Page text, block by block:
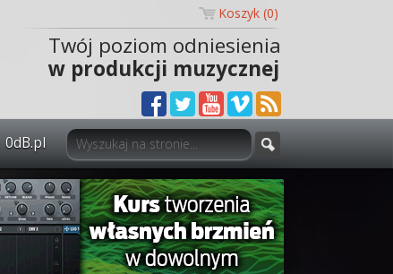
Koszyk (0)
Twój poziom odniesienia
w produkcji muzycznej
0dB.pl
0dB.pl - informacje
Newsletter
Materiały dla mediów